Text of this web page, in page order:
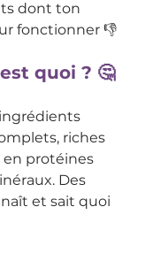
dont ton
fonctionner 👎
quoi ? 🤔
riches
en protéines
Des
et sait quoi